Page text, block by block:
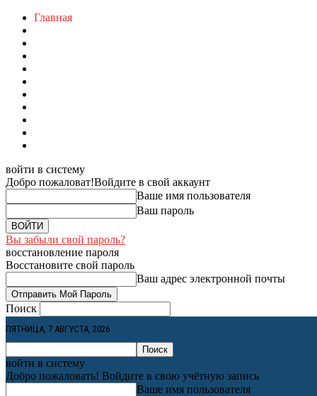
Главная
войти в систему
Добро пожаловат!Войдите в свой аккаунт
Ваше имя пользователя
Ваш пароль
Вы забыли свой пароль?
восстановление пароля
Восстановите свой пароль
Ваш адрес электронной почты
Поиск
ПЯТНИЦА, 7 АВГУСТА, 2026
войти в систему
Добро пожаловать! Войдите в свою учётную запись
Ваше имя пользователя